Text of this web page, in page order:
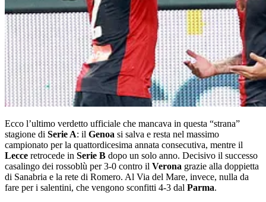
Ecco l’ultimo verdetto ufficiale che mancava in questa “strana”
stagione di Serie A: il Genoa si salva e resta nel massimo
campionato per la quattordicesima annata consecutiva, mentre il
Lecce retrocede in Serie B dopo un solo anno. Decisivo il successo
casalingo dei rossoblù per 3-0 contro il Verona grazie alla doppietta
di Sanabria e la rete di Romero. Al Via del Mare, invece, nulla da
fare per i salentini, che vengono sconfitti 4-3 dal Parma.